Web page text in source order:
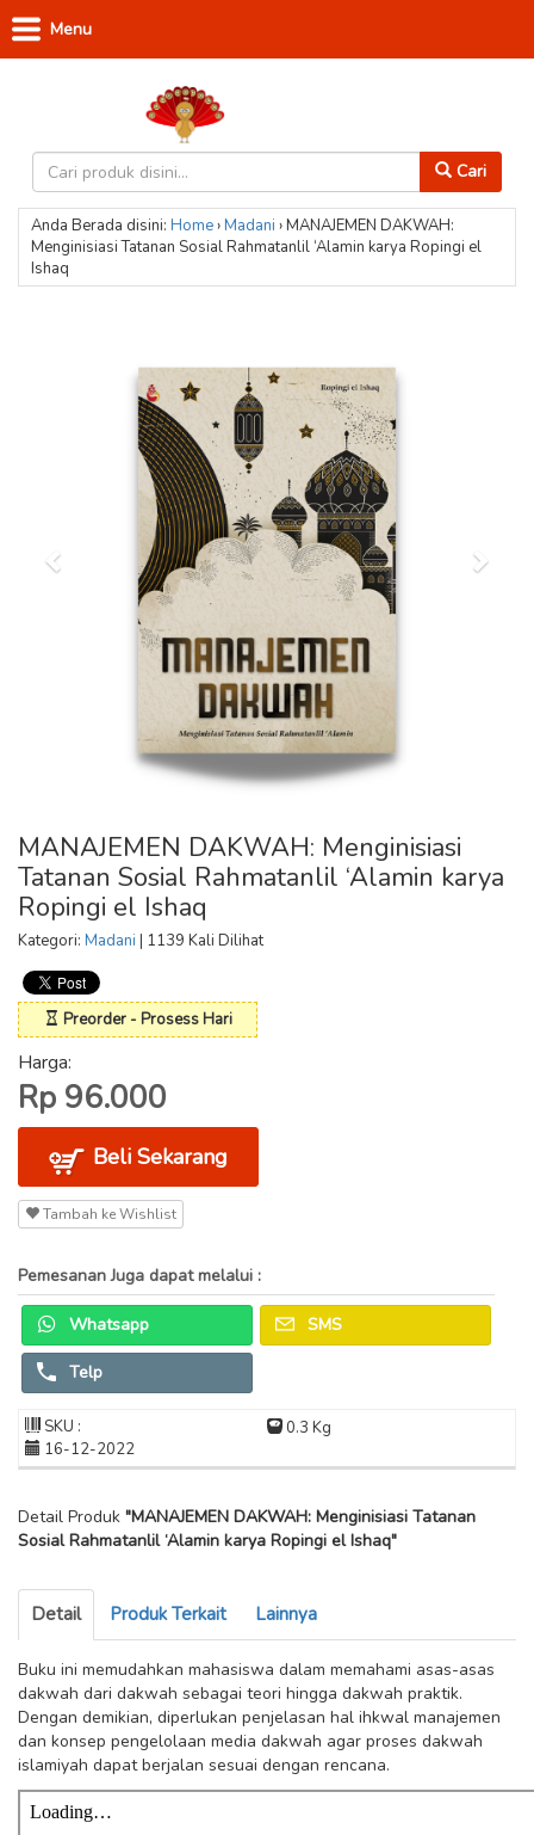
Cari
Menu
Anda Berada disini: Home›Madani ›MANAJEMEN DAKWAH:
Menginisiasi Tatanan Sosial Rahmatanlil ‘Alamin karya Ropingi el
Ishaq
MANAJEMEN DAKWAH: Menginisiasi
Tatanan Sosial Rahmatanlil ‘Alamin karya
Ropingi el Ishaq
Kategori: Madani | 1139 Kali Dilihat
Preorder - Prosess Hari
Harga:
Rp 96.000
Beli Sekarang
Tambah ke Wishlist
Pemesanan Juga dapat melalui :
Whatsapp SMS
Telp
SKU :
0.3 Kg
16-12-2022
Detail Produk "MANAJEMEN DAKWAH: Menginisiasi Tatanan
Sosial Rahmatanlil ‘Alamin karya Ropingi el Ishaq"
Detail Produk Terkait Lainnya
Buku ini memudahkan mahasiswa dalam memahami asas­-asas
dakwah dari dakwah sebagai teori hingga dakwah praktik.
Dengan demikian, diperlukan penjelasan hal ihkwal manajemen
dan konsep pengelolaan media dakwah agar proses dakwah
islamiyah dapat berjalan sesuai dengan rencana.